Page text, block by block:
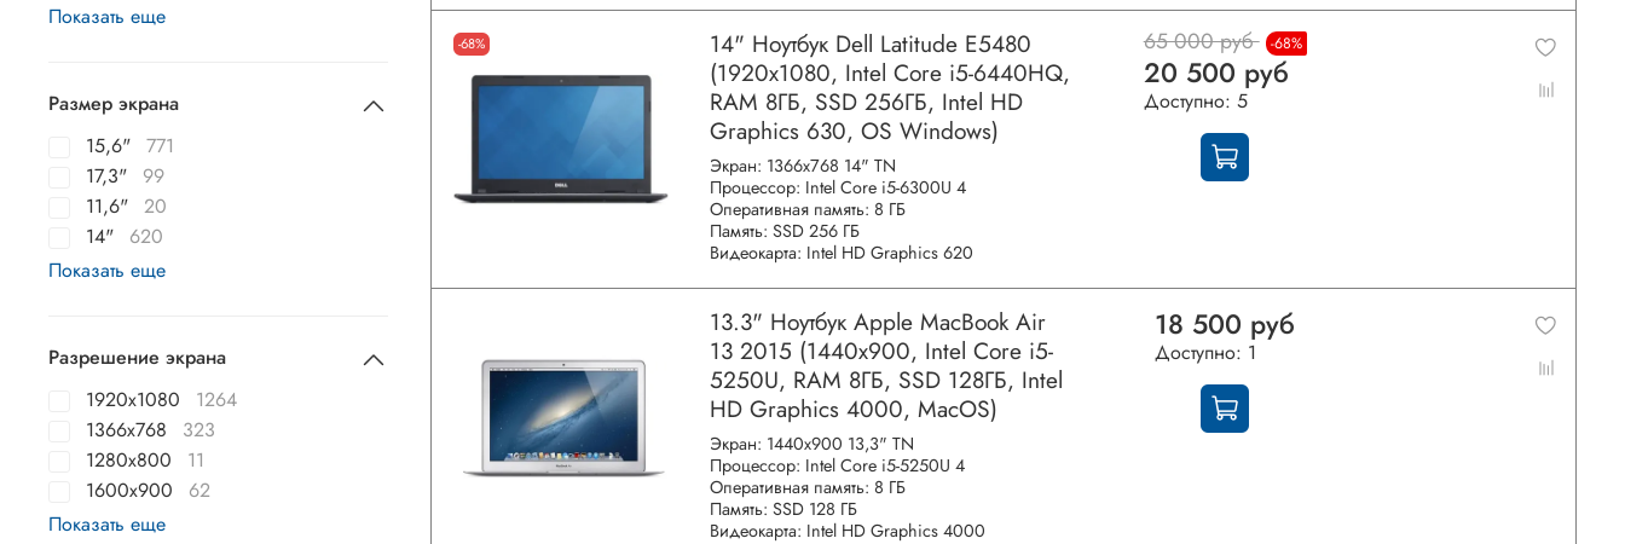
-68%
14" Ноутбук Dell Latitude E5480
(1920х1080, Intel Core i5-6440HQ,
RAM 8ГБ, SSD 256ГБ, Intel HD
Graphics 630, OS Windows)
Экран: 1366x768 14" TN
Процессор: Intel Core i5-6300U 4
Оперативная память: 8 ГБ
Память: SSD 256 ГБ
Видеокарта: Intel HD Graphics 620
65 000 руб -68%
20 500 руб
Доступно: 5
13.3" Ноутбук Apple MacBook Air
13 2015 (1440x900, Intel Core i5-
5250U, RAM 8ГБ, SSD 128ГБ, Intel
HD Graphics 4000, MacOS)
Экран: 1440x900 13,3" TN
Процессор: Intel Core i5-5250U 4
Оперативная память: 8 ГБ
Память: SSD 128 ГБ
Видеокарта: Intel HD Graphics 4000
18 500 руб
Доступно: 1
Показать еще
Размер экрана
15,6" 771
17,3"
99
11,6" 20
14"
620
Показать еще
Разрешение экрана
1920x1080
1264
1366x768
323
1280x800
11
1600x900
62
Показать еще